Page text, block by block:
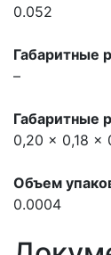
0.052
Габаритные
–
Габаритные
0,20 x 0,18 x
Объем
0.0004